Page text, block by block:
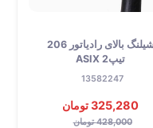
شیلنگ بالای رادیاتور 206
تیپ2 ASIX
13582247
325,280 تومان
428,000 تومان